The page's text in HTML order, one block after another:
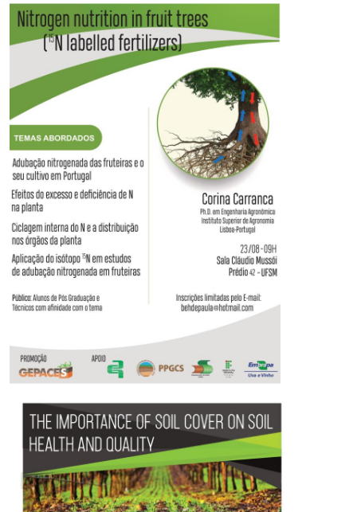
Ministério da Cidadania
Ministério da Saúde
Ministério de Minas e Energia
Ministério da Ciência, Tecnologia, Inovações e Comunicações
Ministério do Meio Ambiente
Ministério do Turismo
Ministério do Desenvolvimento Regional
Controladoria-Geral da União
Ministério da Mulher, da Família e dos Direitos Humanos
Secretaria de Governo
Gabinete de Segurança Institucional